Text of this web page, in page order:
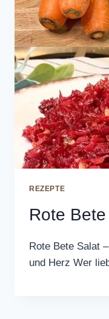
REZEPTE
Rote
Rote Bete Salat
und Herz Wer